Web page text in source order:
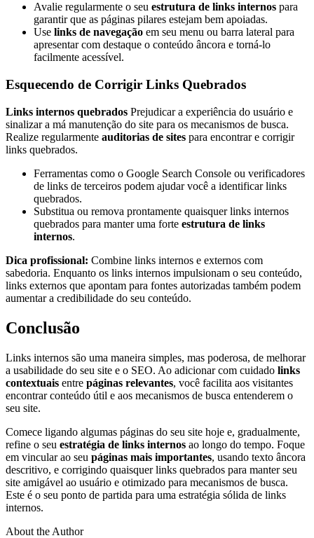
Avalie regularmente o seu estrutura de links internos para
garantir que as páginas pilares estejam bem apoiadas.
Use links de navegação em seu menu ou barra lateral para
apresentar com destaque o conteúdo âncora e torná-lo
facilmente acessível.
Esquecendo de Corrigir Links Quebrados
Links internos quebrados Prejudicar a experiência do usuário e
sinalizar a má manutenção do site para os mecanismos de busca.
Realize regularmente auditorias de sites para encontrar e corrigir
links quebrados.
Ferramentas como o Google Search Console ou verificadores
de links de terceiros podem ajudar você a identificar links
quebrados.
Substitua ou remova prontamente quaisquer links internos
quebrados para manter uma forte estrutura de links
internos.
Dica profissional: Combine links internos e externos com
sabedoria. Enquanto os links internos impulsionam o seu conteúdo,
links externos que apontam para fontes autorizadas também podem
aumentar a credibilidade do seu conteúdo.
Conclusão
Links internos são uma maneira simples, mas poderosa, de melhorar
a usabilidade do seu site e o SEO. Ao adicionar com cuidado links
contextuais entre páginas relevantes, você facilita aos visitantes
encontrar conteúdo útil e aos mecanismos de busca entenderem o
seu site.
Comece ligando algumas páginas do seu site hoje e, gradualmente,
refine o seu estratégia de links internos ao longo do tempo. Foque
em vincular ao seu páginas mais importantes, usando texto âncora
descritivo, e corrigindo quaisquer links quebrados para manter seu
site amigável ao usuário e otimizado para mecanismos de busca.
Este é o seu ponto de partida para uma estratégia sólida de links
internos.
About the Author